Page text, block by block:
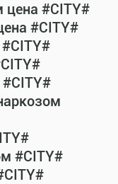
цена #CITY#
#CITY#
#CITY#